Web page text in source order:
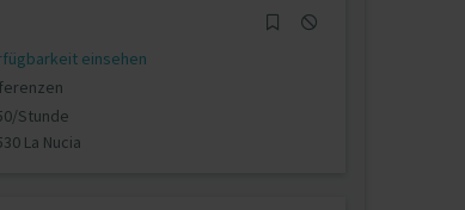
einsehen
Stunde
La Nucia